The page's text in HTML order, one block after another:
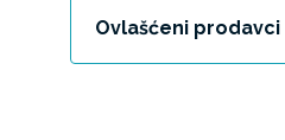
Ovlašćeni prodavci